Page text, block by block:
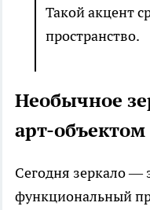
Такой акцент
пространство.
Необычное
арт-объектом
Сегодня зеркало —
функциональный